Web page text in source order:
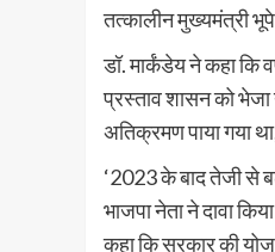
तत्कालीन मुख्यमंत्री
डॉ. मार्कंडेय ने कहा कि
प्रस्ताव शासन को
अतिक्रमण पाया गया
‘2023 के बाद तेजी से
भाजपा नेता ने दावा
कहा कि सरकार की